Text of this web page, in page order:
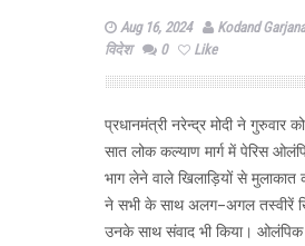
Aug 16, 2024 Kodand Garjana
विदेश
0 Like
प्रधानमंत्री नरेन्द्र मोदी ने गुरुवार
सात लोक कल्याण मार्ग में पेरिस
भाग लेने वाले खिलाड़ियों से मुलाकात
ने सभी के साथ अलग–अगल तस्वीरें
उनके साथ संवाद भी किया।